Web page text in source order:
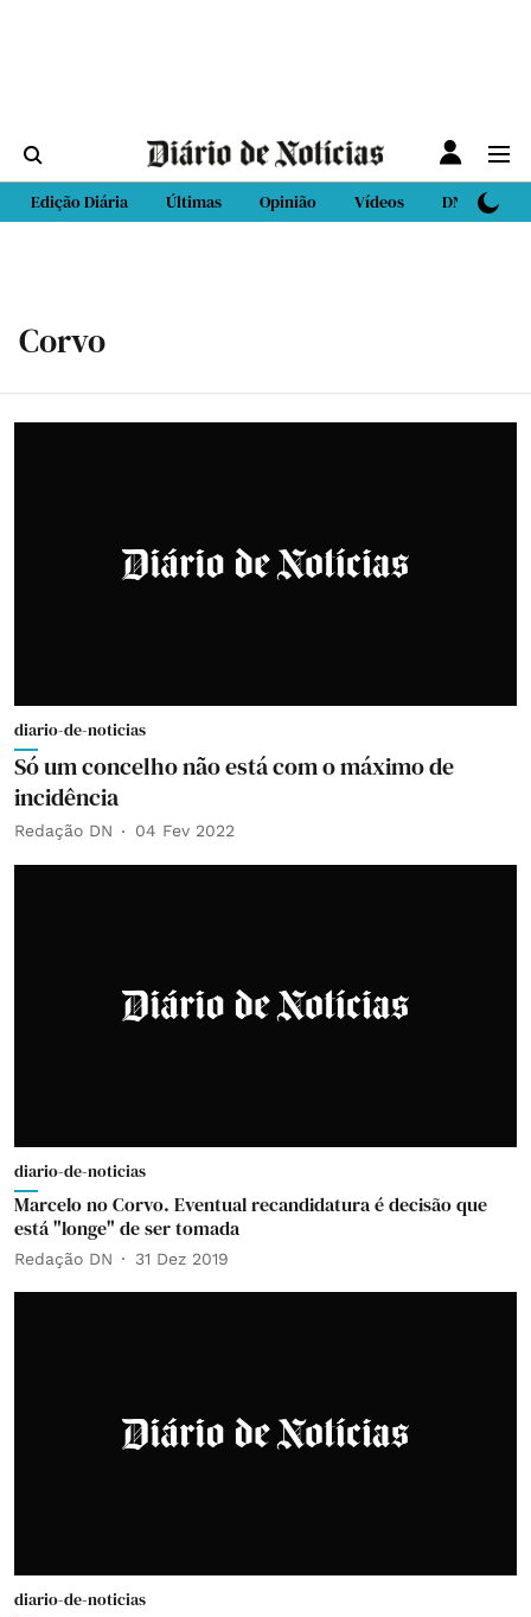
Edição Diária Últimas Opinião Vídeos DN Sport
Corvo
diario-de-noticias
Só um concelho não está com o máximo de
incidência
Redação DN 04 Fev 2022
diario-de-noticias
Marcelo no Corvo. Eventual recandidatura é decisão que
está "longe" de ser tomada
Redação DN 31 Dez 2019
diario-de-noticias